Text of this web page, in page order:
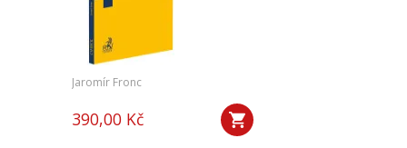
Jaromír Fronc
390,00 Kč